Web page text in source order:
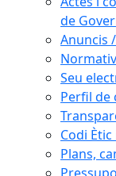
de
Anuncis
Seu
Perfil de
Codi
Plans,